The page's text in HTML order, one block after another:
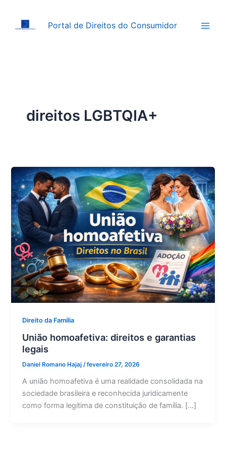
Portal de Direitos do Consumidor
direitos LGBTQIA+
Direito da Família
União homoafetiva: direitos e garantias
legais
Daniel Romano Hajaj/fevereiro 27, 2026
A união homoafetiva é uma realidade consolidada na
sociedade brasileira e reconhecida juridicamente
como forma legítima de constituição de família. […]